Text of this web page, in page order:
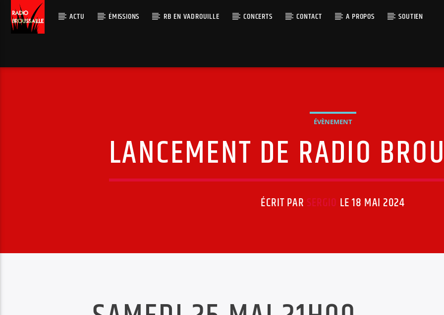
ACTU ÉMISSIONS RB EN VADROUILLE CONCERTS CONTACT A PROPOS SOUTIEN
ÉVÈNEMENT
LANCEMENT DE RADIO
ÉCRIT PAR SERGIO LE 18 MAI 2024